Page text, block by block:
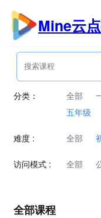
跳
内
Mine云
分类： 全部
五年级
难度 : 全部
访问模式 : 全部
全部课程